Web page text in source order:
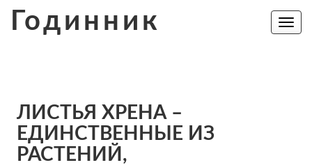
Годинник
Toggle
ЛИСТЬЯ ХРЕНА –
ЕДИНСТВЕННЫЕ ИЗ
РАСТЕНИЙ,